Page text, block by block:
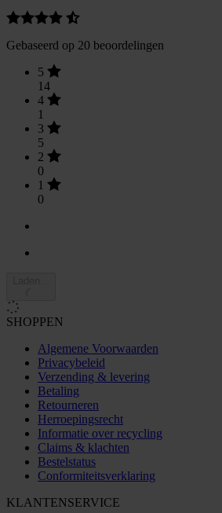
Gebaseerd op 20 beoordelingen
5
14
4
1
3
5
2
0
1
0
SHOPPEN
Algemene Voorwaarden
Privacybeleid
Verzending & levering
Betaling
Retourneren
Herroepingsrecht
Informatie over recycling
Claims & klachten
Bestelstatus
Conformiteitsverklaring
KLANTENSERVICE